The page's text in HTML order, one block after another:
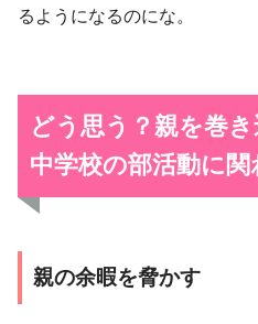
るようになるのにな。
どう思う？親を巻
中学校の部活動に関
親の余暇を脅かす